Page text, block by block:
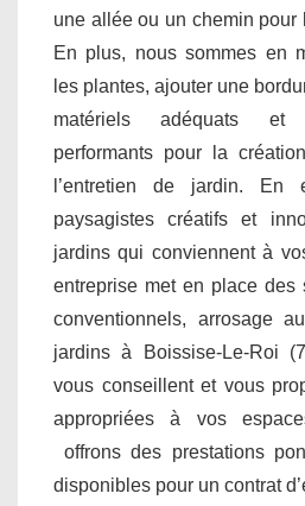
une allée ou un chemin pour
En plus, nous sommes en
les plantes, ajouter une
matériels adéquats et
performants pour la
l’entretien de jardin. En
paysagistes créatifs et
jardins qui conviennent à
entreprise met en place des
conventionnels, arrosage
jardins à Boissise-Le-Roi
vous conseillent et vous
appropriées à vos
offrons des prestations
disponibles pour un contrat